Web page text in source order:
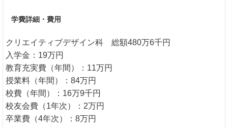
学費詳細・費用
クリエイティブデザイン科 総額480万6千円
入学金：19万円
教育充実費（年間）：11万円
授業料（年間）：84万円
校費（年間）：16万9千円
校友会費（1年次）：2万円
卒業費（4年次）：8万円